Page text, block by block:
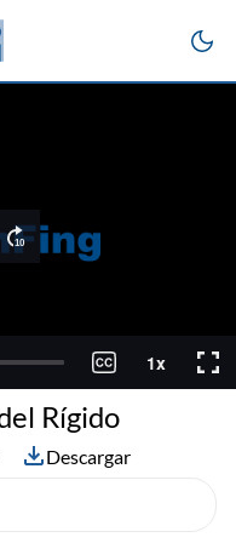
Rígido
Descargar